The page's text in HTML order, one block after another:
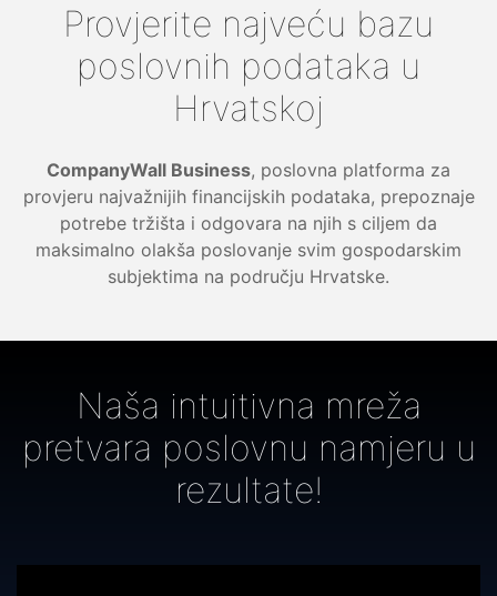
Provjerite najveću bazu
poslovnih podataka u
Hrvatskoj
CompanyWall Business, poslovna platforma za
provjeru najvažnijih financijskih podataka, prepoznaje
potrebe tržišta i odgovara na njih s ciljem da
maksimalno olakša poslovanje svim gospodarskim
subjektima na području Hrvatske.
Naša intuitivna mreža
pretvara poslovnu namjeru u
rezultate!